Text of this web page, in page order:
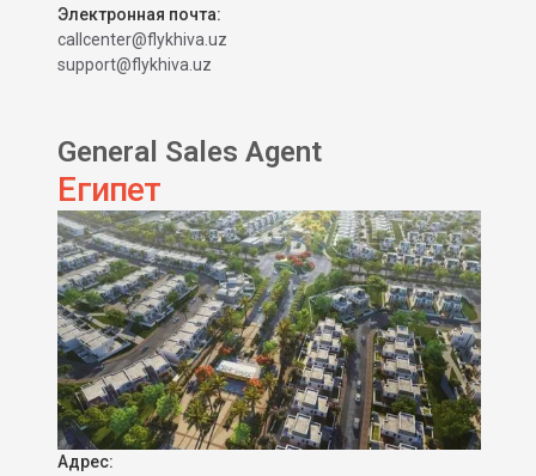
Электронная почта:
callcenter@flykhiva.uz
support@flykhiva.uz
General Sales Agent
Египет
Адрес: